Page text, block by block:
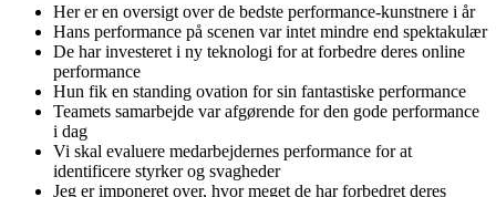
Her er en oversigt over de bedste performance-kunstnere i år
Hans performance på scenen var intet mindre end spektakulær
De har investeret i ny teknologi for at forbedre deres online
performance
Hun fik en standing ovation for sin fantastiske performance
Teamets samarbejde var afgørende for den gode performance
i dag
Vi skal evaluere medarbejdernes performance for at
identificere styrker og svagheder
Jeg er imponeret over, hvor meget de har forbedret deres